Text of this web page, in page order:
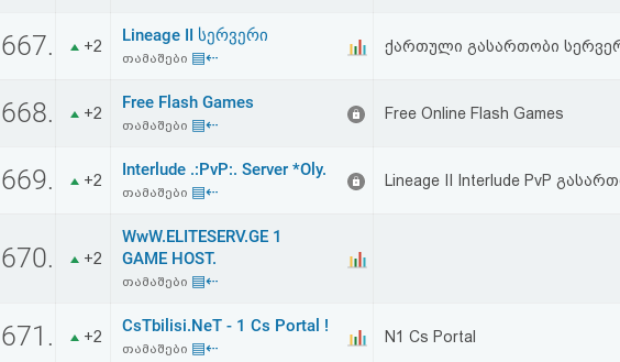
სალიცენზიო
და
პასუხისმგებლობის
667. +2
Lineage II სერვერი
თამაშები ▤⇠
ქართული გასართობი
668. +2
Free Flash Games
თამაშები ▤⇠
Free Online Flash Games
669. +2
Interlude .:PvP:. Server *Oly.
თამაშები ▤⇠
Lineage II Interlude PvP
670. +2
WwW.ELITESERV.GE 1
GAME HOST.
თამაშები ▤⇠
671. +2
CsTbilisi.NeT - 1 Cs Portal !
თამაშები ▤⇠
N1 Cs Portal